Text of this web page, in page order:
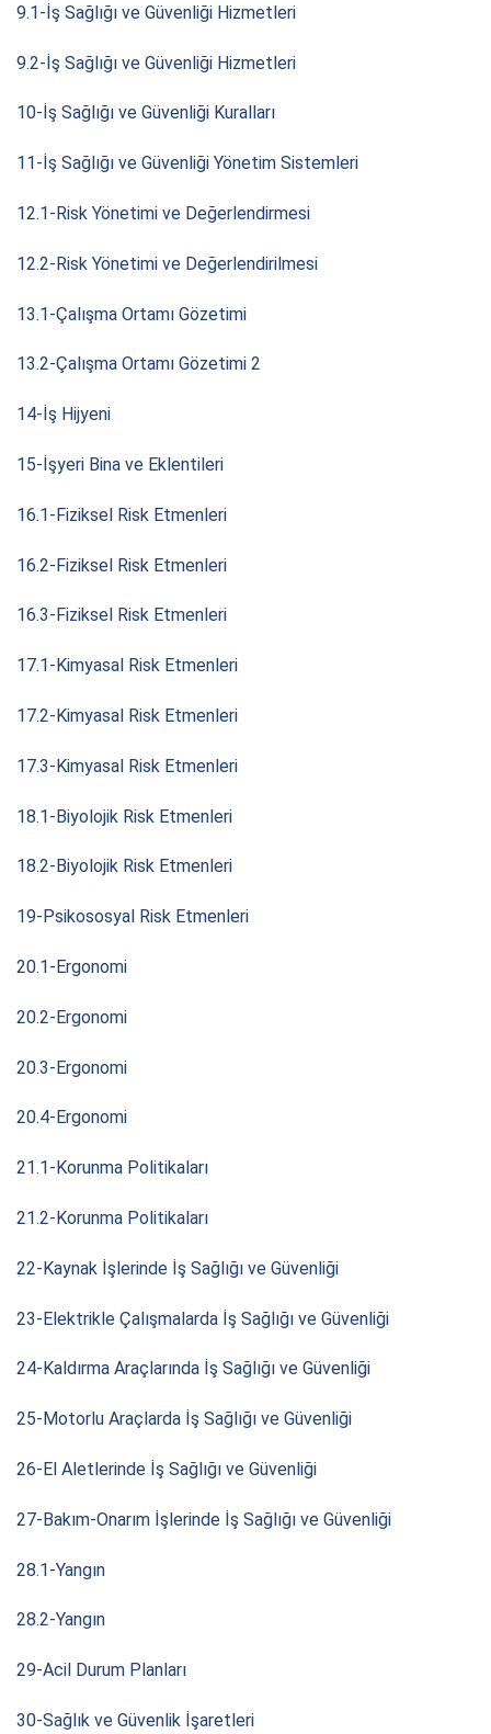
9.1-İş Sağlığı ve Güvenliği Hizmetleri
9.2-İş Sağlığı ve Güvenliği Hizmetleri
10-İş Sağlığı ve Güvenliği Kuralları
11-İş Sağlığı ve Güvenliği Yönetim Sistemleri
12.1-Risk Yönetimi ve Değerlendirmesi
12.2-Risk Yönetimi ve Değerlendirilmesi
13.1-Çalışma Ortamı Gözetimi
13.2-Çalışma Ortamı Gözetimi 2
14-İş Hijyeni
15-İşyeri Bina ve Eklentileri
16.1-Fiziksel Risk Etmenleri
16.2-Fiziksel Risk Etmenleri
16.3-Fiziksel Risk Etmenleri
17.1-Kimyasal Risk Etmenleri
17.2-Kimyasal Risk Etmenleri
17.3-Kimyasal Risk Etmenleri
18.1-Biyolojik Risk Etmenleri
18.2-Biyolojik Risk Etmenleri
19-Psikososyal Risk Etmenleri
20.1-Ergonomi
20.2-Ergonomi
20.3-Ergonomi
20.4-Ergonomi
21.1-Korunma Politikaları
21.2-Korunma Politikaları
22-Kaynak İşlerinde İş Sağlığı ve Güvenliği
23-Elektrikle Çalışmalarda İş Sağlığı ve Güvenliği
24-Kaldırma Araçlarında İş Sağlığı ve Güvenliği
25-Motorlu Araçlarda İş Sağlığı ve Güvenliği
26-El Aletlerinde İş Sağlığı ve Güvenliği
27-Bakım-Onarım İşlerinde İş Sağlığı ve Güvenliği
28.1-Yangın
28.2-Yangın
29-Acil Durum Planları
30-Sağlık ve Güvenlik İşaretleri